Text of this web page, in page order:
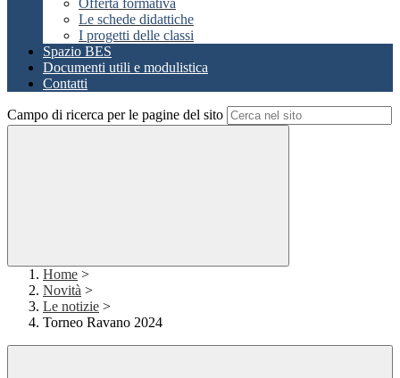
Offerta formativa
Le schede didattiche
I progetti delle classi
Spazio BES
Documenti utili e modulistica
Contatti
Campo di ricerca per le pagine del sito
Home >
Novità >
Le notizie >
Torneo Ravano 2024